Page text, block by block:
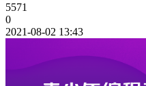
5571
0
2021-08-02 13:43